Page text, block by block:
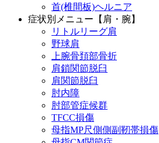
首(椎間板)ヘルニア
症状別メニュー【肩・腕】
リトルリーグ肩
野球肩
上腕骨頚部骨折
肩鎖関節脱臼
肩関節脱臼
肘内障
肘部管症候群
TFCC損傷
母指MP尺側側副靭帯損傷